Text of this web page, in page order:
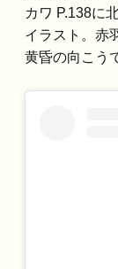
カワ P.138に
イラスト。赤
黄昏の向こう